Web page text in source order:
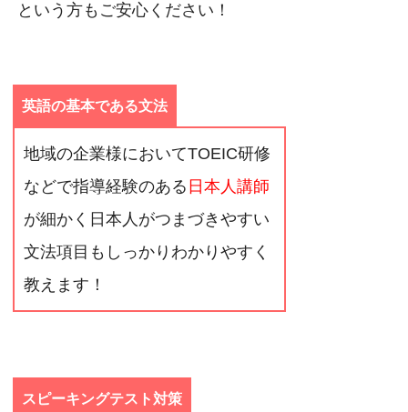
という方もご安心ください！
英語の基本である文法
地域の企業様においてTOEIC研修
などで指導経験のある 日本人講師
が細かく日本人がつまづきやすい
文法項目もしっかりわかりやすく
教えます！
スピーキングテスト対策